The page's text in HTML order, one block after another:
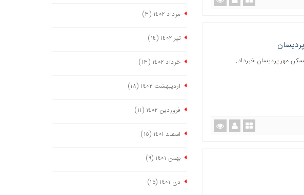
مرداد ١٤٠٢ (٣)
تیر ١٤٠٢ (١٤)
خرداد ١٤٠٢ (١٣)
اردیبهشت ١٤٠٢ (١٨)
فروردین ١٤٠٢ (١١)
اسفند ١٤٠١ (١٥)
بهمن ١٤٠١ (٩)
دی ١٤٠١ (١٥)